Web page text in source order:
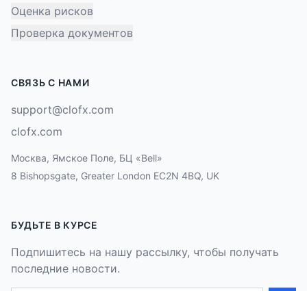
Оценка рисков
Проверка документов
СВЯЗЬ С НАМИ
support@clofx.com
clofx.com
Москва, Ямское Поле, БЦ «Bell»
8 Bishopsgate, Greater London EC2N 4BQ, UK
БУДЬТЕ В КУРСЕ
Подпишитесь на нашу рассылку, чтобы получать
последние новости.